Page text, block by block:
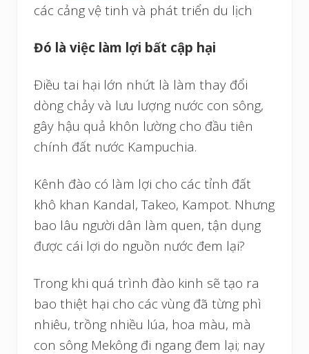
các cảng vệ tinh và phát triển du lịch
Đó là việc làm lợi bất cập hại
Điều tai hại lớn nhứt là làm thay đổi
dòng chảy và lưu lượng nước con sông,
gây hậu quả khôn lường cho đầu tiên
chính đất nước Kampuchia.
Kênh đào có làm lợi cho các tỉnh đất
khô khan Kandal, Takeo, Kampot. Nhưng
bao lâu người dân làm quen, tận dụng
được cái lợi do nguồn nước đem lại?
Trong khi quá trình đào kinh sẽ tạo ra
bao thiệt hại cho các vùng đã từng phì
nhiêu, trồng nhiều lúa, hoa màu, mà
con sông Mekông đi ngang đem lại; nay